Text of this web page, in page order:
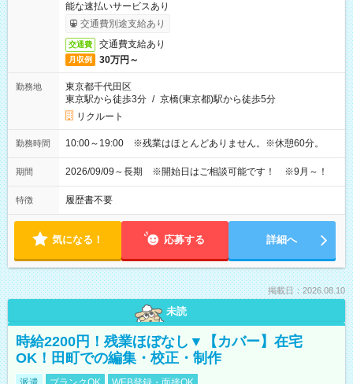
能な速払いサービスあり
交通費別途支給あり
交通費 交通費支給あり
月収例 30万円～
勤務地
東京都千代田区
東京駅から徒歩3分 / 京橋(東京都)駅から徒歩5分
リクルート
勤務時間 10:00～19:00 ※残業はほとんどありません。※休憩60分。
期間 2026/09/09～長期 ※開始日はご相談可能です！ ※9月～！
特徴 履歴書不要
気になる！ 応募する 詳細へ
掲載日：2026.08.10
未読
時給2200円！残業ほぼなし▼【カバー】在宅
OK！田町での編集・校正・制作